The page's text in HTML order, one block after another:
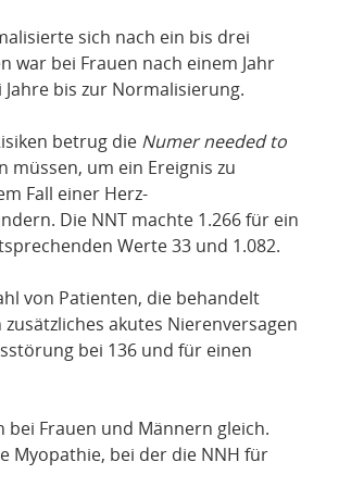
sich nach ein bis drei
war bei Frauen nach einem Jahr
bis zur Normalisierung.
betrug die Numer needed to
müssen, um ein Ereignis zu
Fall einer Herz-
Die NNT machte 1.266 für ein
Werte 33 und 1.082.
von Patienten, die behandelt
akutes Nierenversagen
bei 136 und für einen
bei Frauen und Männern gleich.
Myopathie, bei der die NNH für